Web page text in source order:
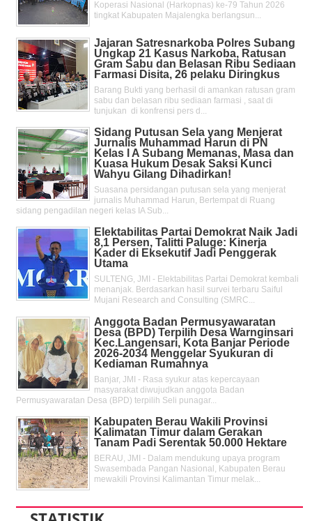
Koperasi Nasional (Harkopnas) ke-79 Tahun 2026
tingkat Kabupaten Majalengka berlangsun...
Jajaran Satresnarkoba Polres Subang
Ungkap 21 Kasus Narkoba, Ratusan
Gram Sabu dan Belasan Ribu Sediaan
Farmasi Disita, 26 pelaku Diringkus
Barang Bukti yang berhasil di amankan ratusan gram
sabu dan belasan ribu sediaan farmasi , saat di
tunjukan di konfrensi pers d...
Sidang Putusan Sela yang Menjerat
Jurnalis Muhammad Harun di PN
Kelas l A Subang Memanas, Masa dan
Kuasa Hukum Desak Saksi Kunci
Wahyu Gilang Dihadirkan!
Suasana persidangan putusan sela yang menjerat
jurnalis Muhammad Harun, Bertempat di Ruang
sidang pengadilan negeri kelas IA Sub...
Elektabilitas Partai Demokrat Naik Jadi
8,1 Persen, Talitti Paluge: Kinerja
Kader di Eksekutif Jadi Penggerak
Utama
SULTENG, JMI - Elektabilitas Partai Demokrat kembali
menanjak. Berdasarkan hasil survei terbaru Saiful
Mujani Research and Consulting (SMRC...
Anggota Badan Permusyawaratan
Desa (BPD) Terpilih Desa Warnginsari
Kec.Langensari, Kota Banjar Periode
2026-2034 Menggelar Syukuran di
Kediaman Rumahnya
Banjar, JMI - Rasa syukur atas kepercayaan
masyarakat diwujudkan anggota Badan
Permusyawaratan Desa (BPD) terpilih Seli punagar...
Kabupaten Berau Wakili Provinsi
Kalimatan Timur dalam Gerakan
Tanam Padi Serentak 50.000 Hektare
BERAU, JMI - Dalam mendukung upaya program
Swasembada Pangan Nasional, Kabupaten Berau
mewakili Provinsi Kalimantan Timur melak...